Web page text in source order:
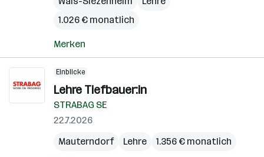
1.026 € monatlich
Merken
Einblicke
Lehre Tiefbauer:in
STRABAG SE
22.7.2026
Mauterndorf
Lehre 1.356 € monatlich